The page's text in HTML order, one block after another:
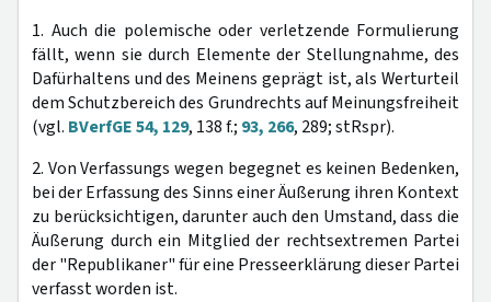
1. Auch die polemische oder verletzende Formulierung
fällt, wenn sie durch Elemente der Stellungnahme, des
Dafürhaltens und des Meinens geprägt ist, als Werturteil
dem Schutzbereich des Grundrechts auf Meinungsfreiheit
(vgl. BVerfGE 54, 129, 138 f.; 93, 266, 289; stRspr).
2. Von Verfassungs wegen begegnet es keinen Bedenken,
bei der Erfassung des Sinns einer Äußerung ihren Kontext
zu berücksichtigen, darunter auch den Umstand, dass die
Äußerung durch ein Mitglied der rechtsextremen Partei
der "Republikaner" für eine Presseerklärung dieser Partei
verfasst worden ist.